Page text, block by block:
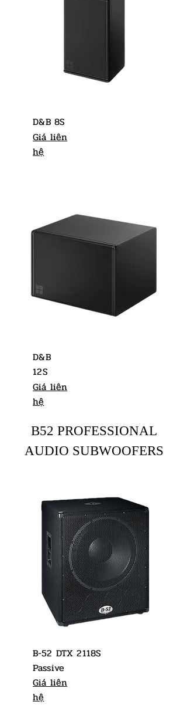
D&B 8S
Giá liên
hệ
D&B
12S
Giá liên
hệ
B52 PROFESSIONAL
AUDIO SUBWOOFERS
B-52 DTX 2118S
Passive
Giá liên
hệ